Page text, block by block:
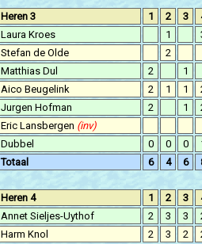
Heren 3 1 2 3
Laura Kroes
1
Stefan de Olde
2
Matthias Dul
2
1
Aico Beugelink
2 1 1
Jurgen Hofman
2 1
Eric Lansbergen (inv)
Dubbel
0 0 0
Totaal
6 4 6
Heren 4 1 2 3
Annet Sieljes-Uythof
2 3 3
Harm Knol
2 3 2